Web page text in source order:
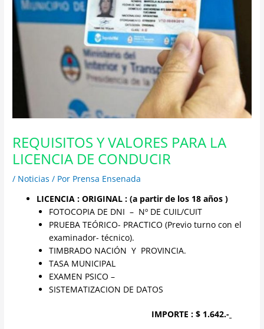
REQUISITOS Y VALORES PARA LA
LICENCIA DE CONDUCIR
/ Noticias / Por Prensa Ensenada
LICENCIA : ORIGINAL : (a partir de los 18 años )
FOTOCOPIA DE DNI – Nº DE CUIL/CUIT
PRUEBA TEÓRICO- PRACTICO (Previo turno con el
examinador- técnico).
TIMBRADO NACIÓN Y PROVINCIA.
TASA MUNICIPAL
EXAMEN PSICO –
SISTEMATIZACION DE DATOS
IMPORTE : $ 1.642.-